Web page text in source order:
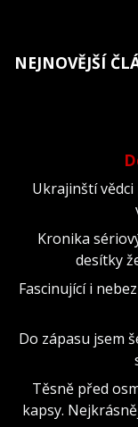
NEJNOVĚJŠÍ
Ukrajinští vědci
Kronika
desítky
Fascinující i
Do zápasu jsem
Těsně před
kapsy.